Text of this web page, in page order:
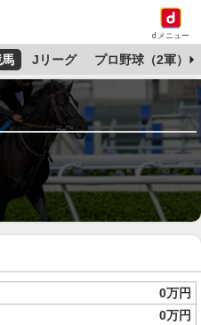
dメニュー
Jリーグ プロ野球（2軍）
0万円
0万円